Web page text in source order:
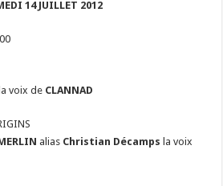
14 JUILLET 2012
la voix de CLANNAD
alias Christian Décamps la voix